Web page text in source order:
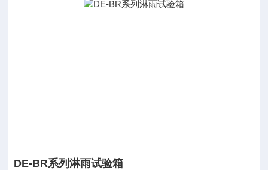
DE-BR系列淋雨试验箱